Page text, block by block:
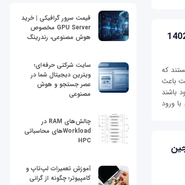
که
باعث
باشند
ورود
قیمت سرور گرافیکی | خرید
GPU Server مخصوص
هوش مصنوعی، رندرینگ
سایت شرکتی حرفه‌ای؛
ویترین دیجیتال شما در
عصر جستجو و هوش
مصنوعی
چالش‌های RAM در
Workloadهای محاسباتی
HPC
آموزش تعمیرات لپ‌تاپ و
کامپیوتر؛ چگونه از گرانی